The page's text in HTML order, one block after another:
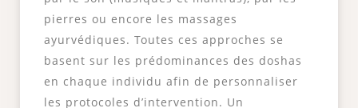
pierres ou encore les massages
ayurvédiques. Toutes ces approches se
basent sur les prédominances des doshas
en chaque individu afin de personnaliser
les protocoles d’intervention. Un